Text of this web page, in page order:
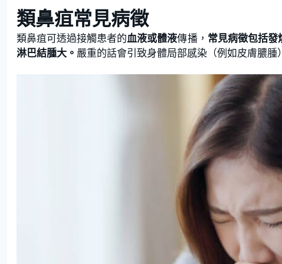
類鼻疽常見病徵
類鼻疽可透過接觸患者的血液或體液傳播， 常見病徵包括
淋巴結腫大。 嚴重的話會引致身體局部感染（例如皮膚膿